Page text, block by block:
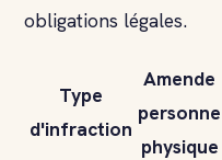
obligations légales.
Type
d'infraction
Amende
personne
physique